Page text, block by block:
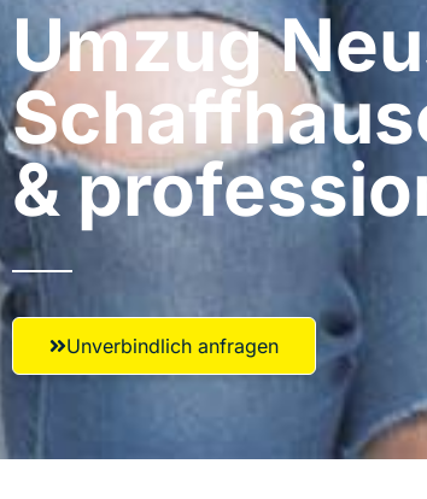
Umzug
&
Unverbindlich anfragen